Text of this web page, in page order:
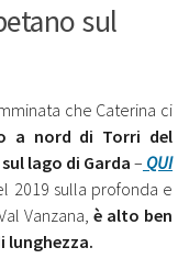
sul
che Caterina ci
a nord di Torri del
sul lago di Garda – QUI
2019 sulla profonda e
Vanzana, è alto ben
lunghezza.